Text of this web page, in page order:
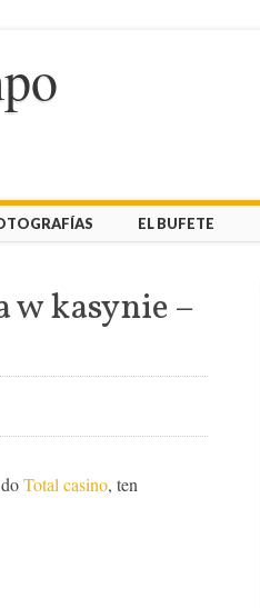
EL BUFETE
kasynie –
Total casino, ten